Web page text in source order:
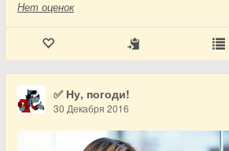
Нет оценок
✅ Ну, погоди!
30 Декабря 2016